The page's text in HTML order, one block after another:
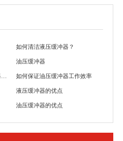
如何清洁液压缓冲器？
油压缓冲器
新年开工了需要对液压缓冲器进行检查 如何保证油压缓冲器工作效率
液压缓冲器的优点
油压缓冲器的优点